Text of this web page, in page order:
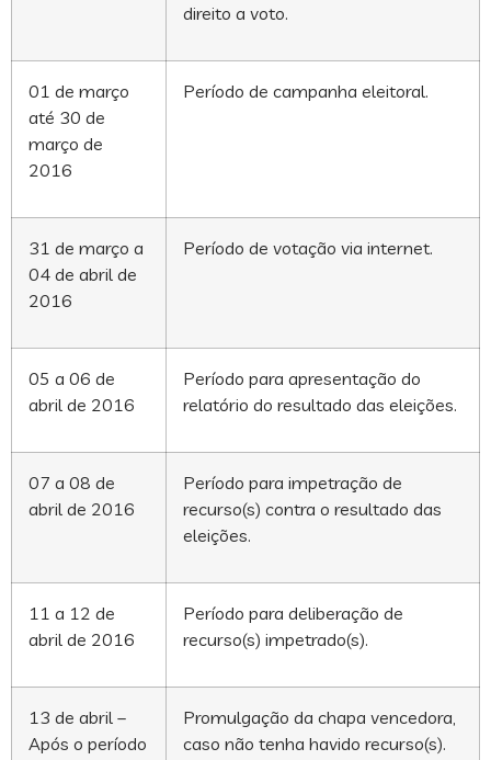
direito a voto.
01 de março
até 30 de
março de
2016
Período de campanha eleitoral.
31 de março a
04 de abril de
2016
Período de votação via internet.
05 a 06 de
abril de 2016
Período para apresentação do
relatório do resultado das eleições.
07 a 08 de
abril de 2016
Período para impetração de
recurso(s) contra o resultado das
eleições.
11 a 12 de
abril de 2016
Período para deliberação de
recurso(s) impetrado(s).
13 de abril –
Após o período
Promulgação da chapa vencedora,
caso não tenha havido recurso(s).